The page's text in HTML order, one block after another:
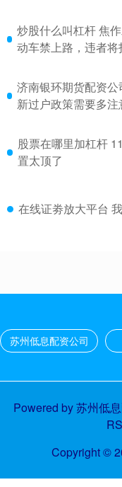
炒股什么叫杠杆 焦
动车禁上路，违者将
济南银环期货配资
新过户政策需要多注
股票在哪里加杠杆
置太顶了
在线证劵放大平台
苏州低息配资公司
Powered by苏州低
Copyright©